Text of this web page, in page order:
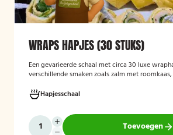
WRAPS HAPJES (30 STUKS)
Een gevarieerde schaal met circa 30 luxe
verschillende smaken zoals zalm met
Ideaal als borrelhapje voor feestjes, recepties of
bijeenkomsten. De wraps zijn vers bereid en
gepresenteerd op een serveerschaal.
Hapjesschaal
Toevoegen